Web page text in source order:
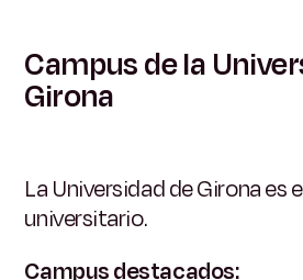
Campus de la
Girona
La Universidad de Girona es
universitario.
Campus destacados: